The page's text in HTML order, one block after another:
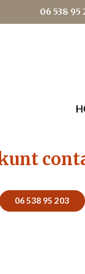
06 538 95
06 538 95 203